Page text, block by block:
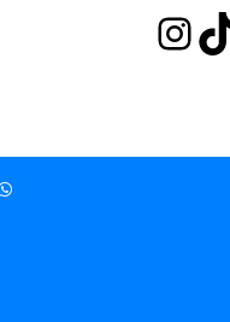
InstagramTikTok